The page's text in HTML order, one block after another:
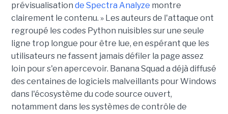
prévisualisation de Spectra Analyze montre
clairement le contenu. » Les auteurs de l'attaque ont
regroupé les codes Python nuisibles sur une seule
ligne trop longue pour être lue, en espérant que les
utilisateurs ne fassent jamais défiler la page assez
loin pour s'en apercevoir. Banana Squad a déjà diffusé
des centaines de logiciels malveillants pour Windows
dans l'écosystème du code source ouvert,
notamment dans les systèmes de contrôle de